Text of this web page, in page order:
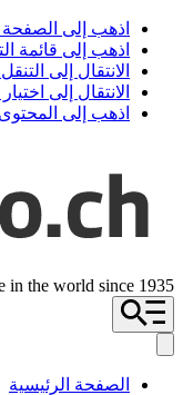
اذهب إلى الصفحة
اذهب إلى قائمة
الانتقال إلى
الانتقال إلى
اذهب إلى المحتوى
in the world since 1935
الصفحة الرئيسية